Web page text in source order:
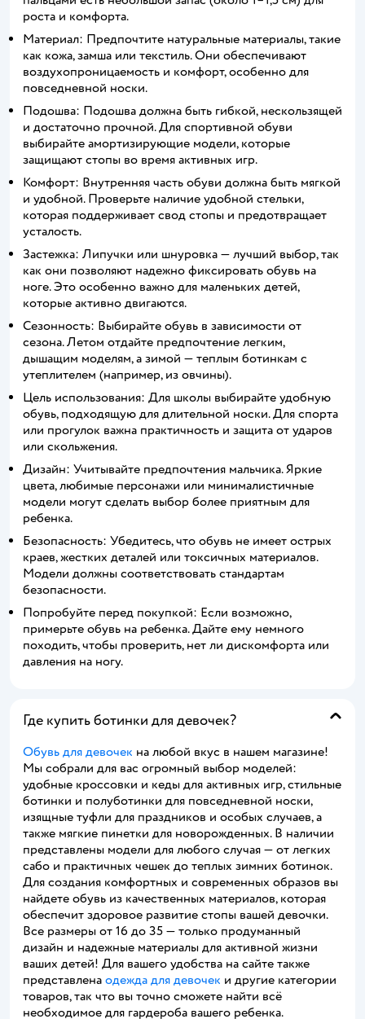
роста и комфорта.
Материал: Предпочтите натуральные материалы, такие
как кожа, замша или текстиль. Они обеспечивают
воздухопроницаемость и комфорт, особенно для
повседневной носки.
Подошва: Подошва должна быть гибкой, нескользящей
и достаточно прочной. Для спортивной обуви
выбирайте амортизирующие модели, которые
защищают стопы во время активных игр.
Комфорт: Внутренняя часть обуви должна быть мягкой
и удобной. Проверьте наличие удобной стельки,
которая поддерживает свод стопы и предотвращает
усталость.
Застежка: Липучки или шнуровка — лучший выбор, так
как они позволяют надежно фиксировать обувь на
ноге. Это особенно важно для маленьких детей,
которые активно двигаются.
Сезонность: Выбирайте обувь в зависимости от
сезона. Летом отдайте предпочтение легким,
дышащим моделям, а зимой — теплым ботинкам с
утеплителем (например, из овчины).
Цель использования: Для школы выбирайте удобную
обувь, подходящую для длительной носки. Для спорта
или прогулок важна практичность и защита от ударов
или скольжения.
Дизайн: Учитывайте предпочтения мальчика. Яркие
цвета, любимые персонажи или минималистичные
модели могут сделать выбор более приятным для
ребенка.
Безопасность: Убедитесь, что обувь не имеет острых
краев, жестких деталей или токсичных материалов.
Модели должны соответствовать стандартам
безопасности.
Попробуйте перед покупкой: Если возможно,
примерьте обувь на ребенка. Дайте ему немного
походить, чтобы проверить, нет ли дискомфорта или
давления на ногу.
Где купить ботинки для девочек?
Обувь для девочек на любой вкус в нашем магазине!
Мы собрали для вас огромный выбор моделей:
удобные кроссовки и кеды для активных игр, стильные
ботинки и полуботинки для повседневной носки,
изящные туфли для праздников и особых случаев, а
также мягкие пинетки для новорожденных. В наличии
представлены модели для любого случая — от легких
сабо и практичных чешек до теплых зимних ботинок.
Для создания комфортных и современных образов вы
найдете обувь из качественных материалов, которая
обеспечит здоровое развитие стопы вашей девочки.
Все размеры от 16 до 35 — только продуманный
дизайн и надежные материалы для активной жизни
ваших детей! Для вашего удобства на сайте также
представлена одежда для девочек и другие категории
товаров, так что вы точно сможете найти всё
необходимое для гардероба вашего ребенка.